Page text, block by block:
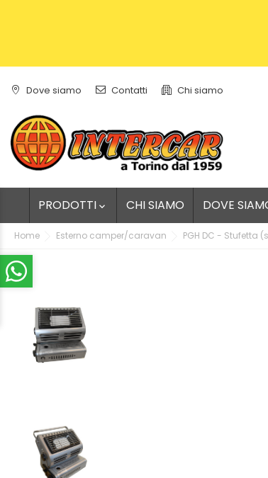
Dove siamo Contatti Chi siamo
PRODOTTI  CHI SIAMO DOVE
Home Esterno camper/caravan PGH DC - Stufetta